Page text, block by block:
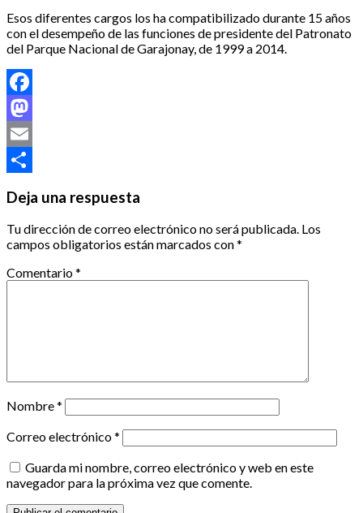
Esos diferentes cargos los ha compatibilizado durante 15 años
con el desempeño de las funciones de presidente del Patronato
del Parque Nacional de Garajonay, de 1999 a 2014.
Facebook
Mastodon
Email
Deja una respuesta
Tu dirección de correo electrónico no será publicada. Los
campos obligatorios están marcados con*
Comentario*
Nombre*
Correo electrónico*
Guarda mi nombre, correo electrónico y web en este
navegador para la próxima vez que comente.